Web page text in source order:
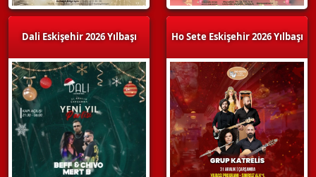
Dali Eskişehir 2026 Yılbaşı Ho Sete Eskişehir 2026 Yılbaşı